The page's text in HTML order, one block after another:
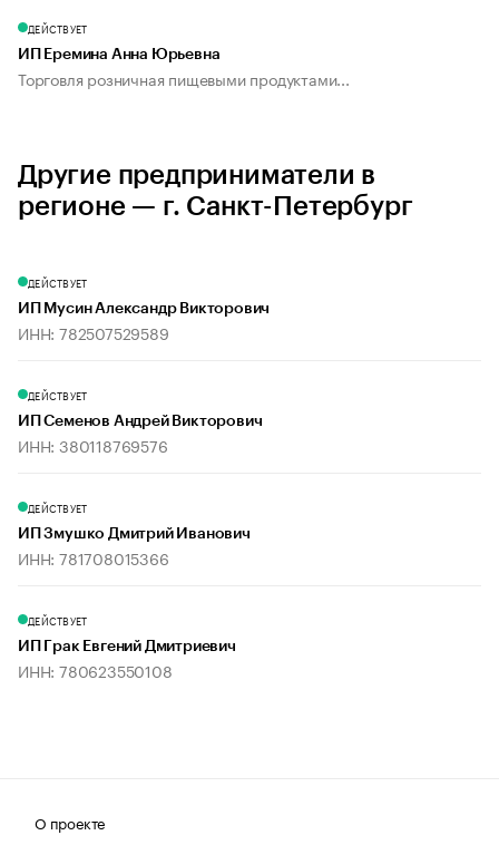
ДЕЙСТВУЕТ
ИП Еремина Анна Юрьевна
Торговля розничная пищевыми продуктами...
Другие предприниматели в
регионе — г. Санкт-Петербург
ДЕЙСТВУЕТ
ИП Мусин Александр Викторович
ИНН: 782507529589
ДЕЙСТВУЕТ
ИП Семенов Андрей Викторович
ИНН: 380118769576
ДЕЙСТВУЕТ
ИП Змушко Дмитрий Иванович
ИНН: 781708015366
ДЕЙСТВУЕТ
ИП Грак Евгений Дмитриевич
ИНН: 780623550108
О проекте